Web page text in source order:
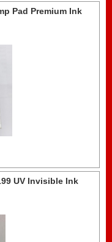
Pad Premium Ink
UV Invisible Ink